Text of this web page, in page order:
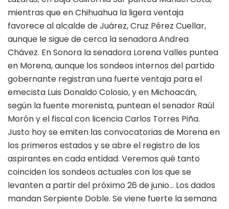
mientras que en Chihuahua la ligera ventaja
favorece al alcalde de Juárez, Cruz Pérez Cuellar,
aunque le sigue de cerca la senadora Andrea
Chávez. En Sonora la senadora Lorena Valles puntea
en Morena, aunque los sondeos internos del partido
gobernante registran una fuerte ventaja para el
emecista Luis Donaldo Colosio, y en Michoacán,
según la fuente morenista, puntean el senador Raúl
Morón y el fiscal con licencia Carlos Torres Piña.
Justo hoy se emiten las convocatorias de Morena en
los primeros estados y se abre el registro de los
aspirantes en cada entidad. Veremos qué tanto
coinciden los sondeos actuales con los que se
levanten a partir del próximo 26 de junio… Los dados
mandan Serpiente Doble. Se viene fuerte la semana